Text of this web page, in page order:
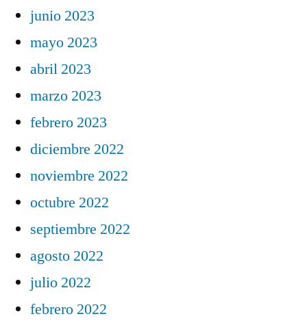
junio 2023
mayo 2023
abril 2023
marzo 2023
febrero 2023
diciembre 2022
noviembre 2022
octubre 2022
septiembre 2022
agosto 2022
julio 2022
febrero 2022